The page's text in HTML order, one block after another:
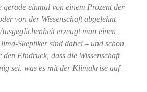
gerade einmal von einem Prozent der
von der Wissenschaft abgelehnt
erzeugt man einen
Skeptiker sind dabei – und schon
den Eindruck, dass die Wissenschaft
sei, was es mit der Klimakrise auf